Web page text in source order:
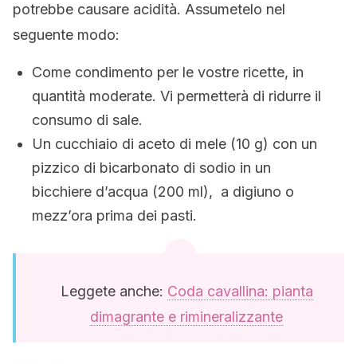
potrebbe causare acidità. Assumetelo nel
seguente modo:
Come condimento per le vostre ricette, in
quantità moderate. Vi permetterà di ridurre il
consumo di sale.
Un cucchiaio di aceto di mele (10 g) con un
pizzico di bicarbonato di sodio in un
bicchiere d’acqua (200 ml), a digiuno o
mezz’ora prima dei pasti.
Leggete anche: Coda cavallina: pianta
dimagrante e rimineralizzante